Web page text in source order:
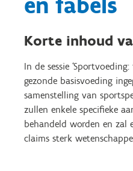
Korte inhoud
In de sessie
gezonde basisvoeding
samenstelling van
zullen enkele specifieke
behandeld worden en zal
claims sterk